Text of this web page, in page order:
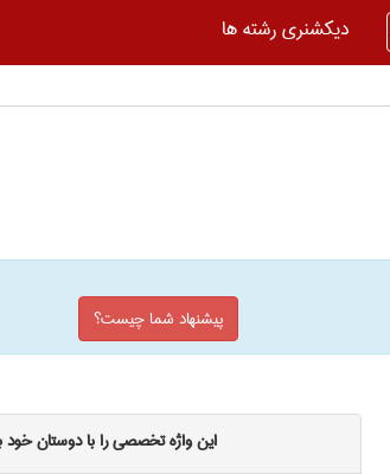
دیکشنری رشته ها
پیشنهاد شما چیست؟
این واژه تخصصی را با دوستان خود